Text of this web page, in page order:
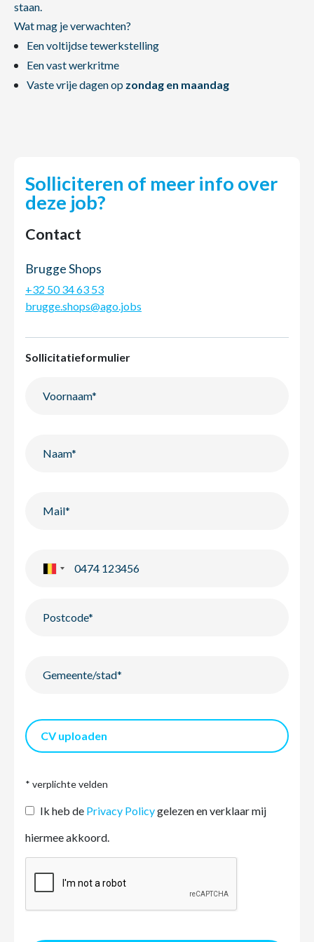
staan.
Wat mag je verwachten?
Een voltijdse tewerkstelling
Een vast werkritme
Vaste vrije dagen op zondag en maandag
Solliciteren of meer info over
deze job?
Contact
Brugge Shops
+32 50 34 63 53
brugge.shops@ago.jobs
Sollicitatieformulier
CV uploaden
* verplichte velden
Ik heb de Privacy Policygelezen en verklaar mij
hiermee akkoord.